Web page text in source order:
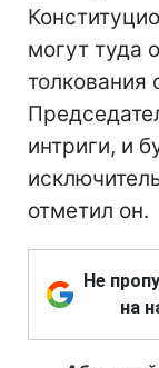
могут туда
толкования
интриги, и
отметил он.
Не
на